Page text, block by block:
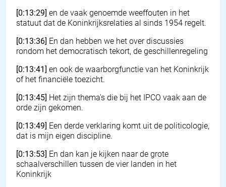
[0:13:29] en de vaak genoemde weeffouten in het
statuut dat de Koninkrijksrelaties al sinds 1954 regelt.
[0:13:36] En dan hebben we het over discussies
rondom het democratisch tekort, de geschillenregeling
[0:13:41] en ook de waarborgfunctie van het Koninkrijk
of het financiële toezicht.
[0:13:45] Het zijn thema's die bij het IPCO vaak aan de
orde zijn gekomen.
[0:13:49] Een derde verklaring komt uit de politicologie,
dat is mijn eigen discipline.
[0:13:53] En dan kan je kijken naar de grote
schaalverschillen tussen de vier landen in het
Koninkrijk